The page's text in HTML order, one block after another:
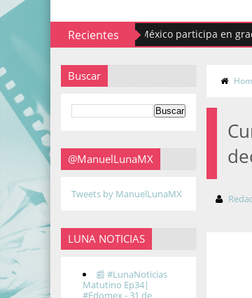
Recientes
del Estado de México participa en
Buscar
@ManuelLunaMX
Tweets by ManuelLunaMX
LUNA NOTICIAS
📰 #LunaNoticias
Matutino Ep34|
#Edomex - 31 de